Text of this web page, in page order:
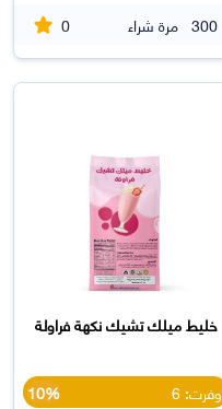
300 مرة شراء 0
خليط ميلك تشيك نكهة فراولة
وفرت: 6 10%